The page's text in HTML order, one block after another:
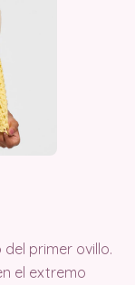
primer ovillo.
el extremo